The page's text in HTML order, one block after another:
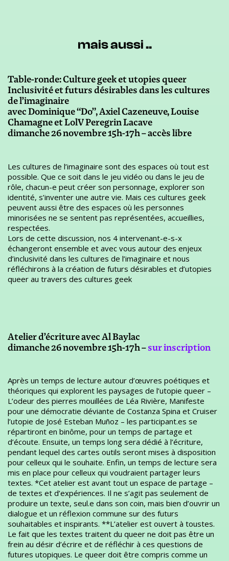
mais aussi ..
Table-ronde: Culture geek et utopies queer
Inclusivité et futurs désirables dans les cultures
de l’imaginaire
avec Dominique “Do”, Axiel Cazeneuve, Louise
Chamagne et LolV Peregrin Lacave
dimanche 26 novembre 15h-17h – accès libre
Les cultures de l’imaginaire sont des espaces où tout est
possible. Que ce soit dans le jeu vidéo ou dans le jeu de
rôle, chacun-e peut créer son personnage, explorer son
identité, s’inventer une autre vie. Mais ces cultures geek
peuvent aussi être des espaces où les personnes
minorisées ne se sentent pas représentées, accueillies,
respectées.
Lors de cette discussion, nos 4 intervenant-e-s-x
échangeront ensemble et avec vous autour des enjeux
d’inclusivité dans les cultures de l’imaginaire et nous
réfléchirons à la création de futurs désirables et d’utopies
queer au travers des cultures geek
Atelier d’écriture avec Al Baylac
dimanche 26 novembre 15h-17h –sur inscription
Après un temps de lecture autour d’œuvres poétiques et
théoriques qui explorent les paysages de l’utopie queer –
L’odeur des pierres mouillées de Léa Rivière, Manifeste
pour une démocratie déviante de Costanza Spina et Cruiser
l’utopie de José Esteban Muñoz – les participant.es se
répartiront en binôme, pour un temps de partage et
d’écoute. Ensuite, un temps long sera dédié à l’écriture,
pendant lequel des cartes outils seront mises à disposition
pour celleux qui le souhaite. Enfin, un temps de lecture sera
mis en place pour celleux qui voudraient partager leurs
textes. *Cet atelier est avant tout un espace de partage –
de textes et d’expériences. Il ne s’agit pas seulement de
produire un texte, seul.e dans son coin, mais bien d’ouvrir un
dialogue et un réflexion commune sur des futurs
souhaitables et inspirants. **L’atelier est ouvert à toustes.
Le fait que les textes traitent du queer ne doit pas être un
frein au désir d’écrire et de réfléchir à ces questions de
futures utopiques. Le queer doit être compris comme un